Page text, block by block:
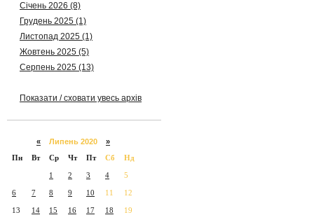
Січень 2026 (8)
Грудень 2025 (1)
Листопад 2025 (1)
Жовтень 2025 (5)
Серпень 2025 (13)
Показати / сховати увесь архів
« Липень 2020 »
Пн
Вт Ср Чт Пт Сб Нд
1 2 3 4 5
6 7 8 9 10 11 12
13 14 15 16 17 18 19